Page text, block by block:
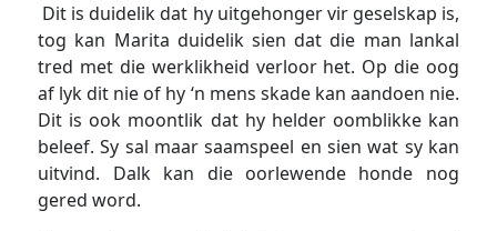
Dit is duidelik dat hy uitgehonger vir geselskap is,
tog kan Marita duidelik sien dat die man lankal
tred met die werklikheid verloor het. Op die oog
af lyk dit nie of hy ‘n mens skade kan aandoen nie.
Dit is ook moontlik dat hy helder oomblikke kan
beleef. Sy sal maar saamspeel en sien wat sy kan
uitvind. Dalk kan die oorlewende honde nog
gered word.